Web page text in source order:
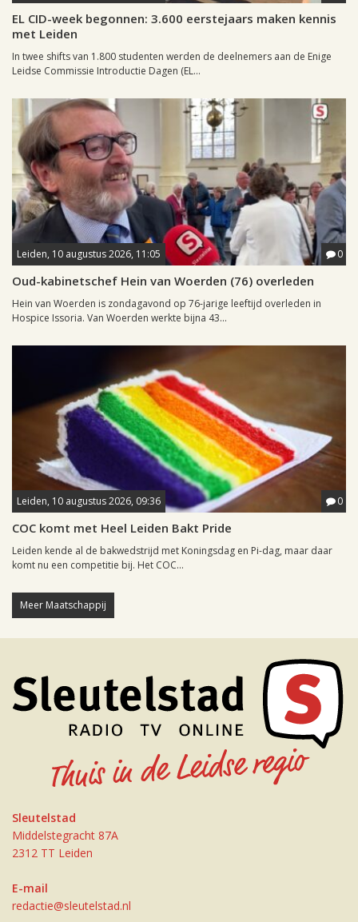
EL CID-week begonnen: 3.600 eerstejaars maken kennis
met Leiden
In twee shifts van 1.800 studenten werden de deelnemers aan de Enige
Leidse Commissie Introductie Dagen (EL...
Leiden, 10 augustus 2026, 11:05 0
Oud-kabinetschef Hein van Woerden (76) overleden
Hein van Woerden is zondagavond op 76-jarige leeftijd overleden in
Hospice Issoria. Van Woerden werkte bijna 43...
Leiden, 10 augustus 2026, 09:36 0
COC komt met Heel Leiden Bakt Pride
Leiden kende al de bakwedstrijd met Koningsdag en Pi-dag, maar daar
komt nu een competitie bij. Het COC...
Meer Maatschappij
Sleutelstad
Middelstegracht 87A
2312 TT Leiden
E-mail
redactie@sleutelstad.nl